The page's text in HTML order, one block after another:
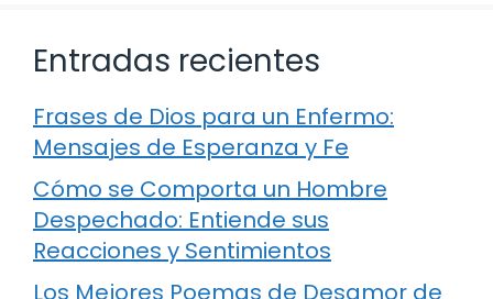
Entradas recientes
Frases de Dios para un Enfermo:
Mensajes de Esperanza y Fe
Cómo se Comporta un Hombre
Despechado: Entiende sus
Reacciones y Sentimientos
Los Mejores Poemas de Desamor de